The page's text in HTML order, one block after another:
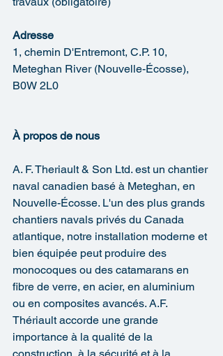
Adresse
1, chemin D'Entremont, C.P. 10,
Meteghan River (Nouvelle-Écosse),
B0W 2L0
À propos de nous
A. F. Theriault & Son Ltd. est un chantier
naval canadien basé à Meteghan, en
Nouvelle-Écosse. L'un des plus grands
chantiers navals privés du Canada
atlantique, notre installation moderne et
bien équipée peut produire des
monocoques ou des catamarans en
fibre de verre, en acier, en aluminium
ou en composites avancés. A.F.
Thériault accorde une grande
importance à la qualité de la